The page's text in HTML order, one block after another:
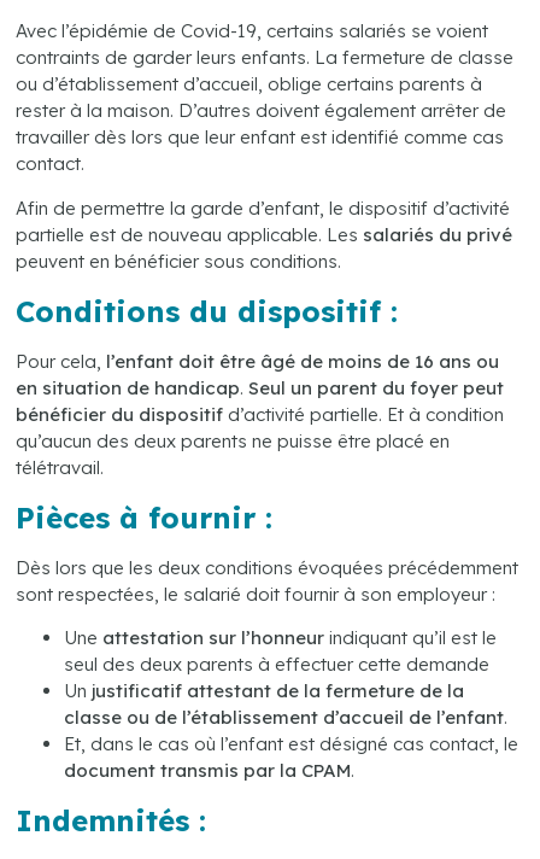
Avec l’épidémie de Covid-19, certains salariés se voient
contraints de garder leurs enfants. La fermeture de classe
ou d’établissement d’accueil, oblige certains parents à
rester à la maison. D’autres doivent également arrêter de
travailler dès lors que leur enfant est identifié comme cas
contact.
Afin de permettre la garde d’enfant, le dispositif d’activité
partielle est de nouveau applicable. Les salariés du privé
peuvent en bénéficier sous conditions.
Conditions du dispositif :
Pour cela, l’enfant doit être âgé de moins de 16 ans ou
en situation de handicap.Seul un parent du foyer peut
bénéficier du dispositif d’activité partielle. Et à condition
qu’aucun des deux parents ne puisse être placé en
télétravail.
Pièces à fournir :
Dès lors que les deux conditions évoquées précédemment
sont respectées, le salarié doit fournir à son employeur :
Une attestation sur l’honneur indiquant qu’il est le
seul des deux parents à effectuer cette demande
Un justificatif attestant de la fermeture de la
classe ou de l’établissement d’accueil de l’enfant.
Et, dans le cas où l’enfant est désigné cas contact, le
document transmis par la CPAM.
Indemnités :